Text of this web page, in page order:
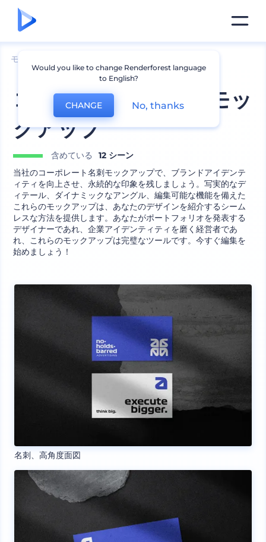
モックアップ
コーポレート名刺のモッ
クアップ
含めている
12 シーン
当社のコーポレート名刺モックアップで、ブランドアイデンテ
ィティを向上させ、永続的な印象を残しましょう。写実的なデ
ィテール、ダイナミックなアングル、編集可能な機能を備えた
これらのモックアップは、あなたのデザインを紹介するシーム
レスな方法を提供します。あなたがポートフォリオを発表する
デザイナーであれ、企業アイデンティティを磨く経営者であ
れ、これらのモックアップは完璧なツールです。今すぐ編集を
始めましょう！
名刺、高角度面図
Would you like to change Renderforest language
to English?
CHANGE No, thanks